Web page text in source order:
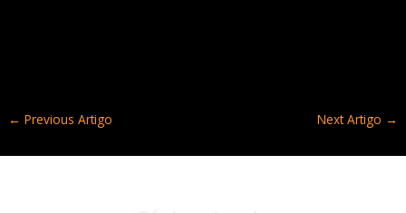
← Previous Artigo Next Artigo →